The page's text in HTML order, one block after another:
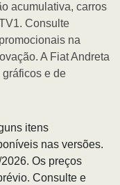
acumulativa, carros
Consulte
na
A Fiat Andreta
e de
itens
nas versões.
Os preços
Consulte e